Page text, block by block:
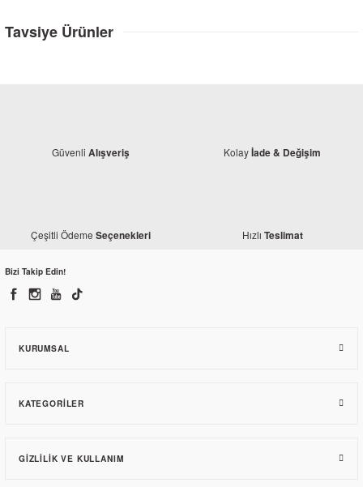
Tavsiye Ürünler
Honda CBR 250 R Kafa Grenajı Siyah-Sarı
Güvenli Alışveriş Kolayİade & Değişim
Çeşitli Ödeme Seçenekleri Hızlı Teslimat
Bizi Takip Edin!
KURUMSAL
KATEGORILER
GIZLILIK VE KULLANIM